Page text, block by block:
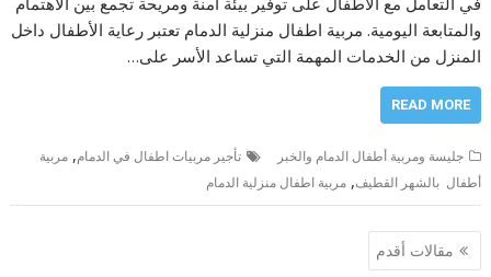
والمتابعة اليومية. مربية اطفال منزلية الدمام تعتبر رعاية الأطفال داخل
المنزل من الخدمات المهمة التي تساعد الأسر على…
READ MORE
جليسة ومربية أطفال الدمام والخبر تأجير مربيات اطفال في الدمام,مربية
أطفال بالشهر القطيف,مربية اطفال منزلية الدمام
تصفّح
مقالات أقدم